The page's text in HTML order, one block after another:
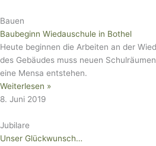
Bauen
Baubeginn Wiedauschule in Bothel
Heute beginnen die Arbeiten an der
des Gebäudes muss neuen
eine Mensa entstehen.
Weiterlesen »
8. Juni 2019
Jubilare
Unser Glückwunsch…